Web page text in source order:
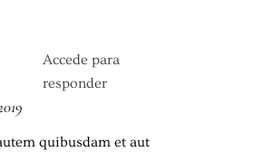
Accede para
responder
quibusdam et aut